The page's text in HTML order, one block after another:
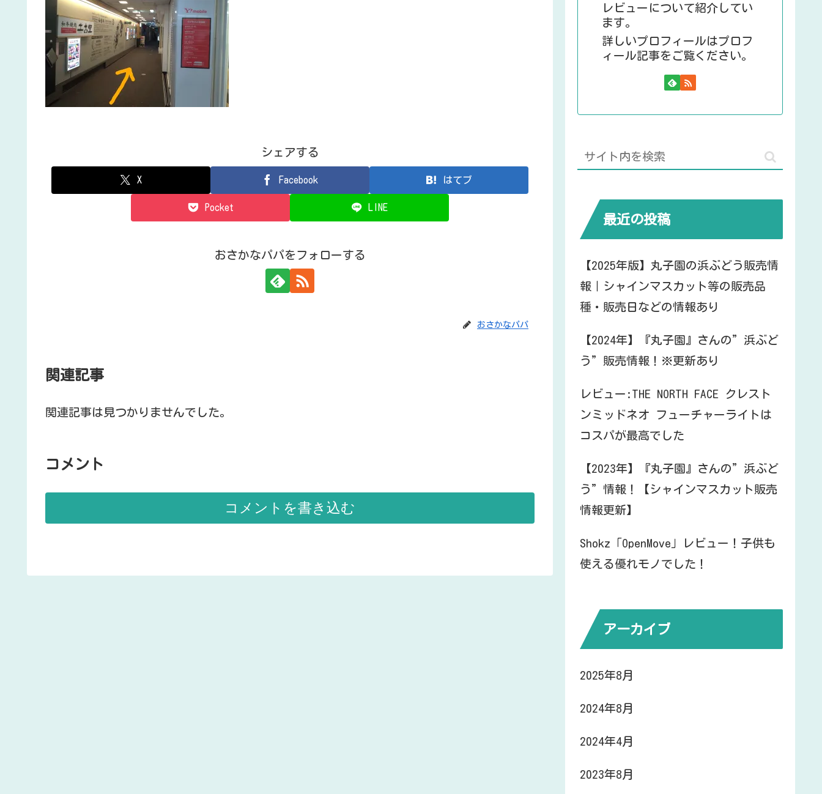
シェアする
X Facebook はてブ
Pocket LINE
おさかなパパをフォローする
おさかなパパ
関連記事
関連記事は見つかりませんでした。
コメント
コメントを書き込む
レビューについて紹介してい
ます。
詳しいプロフィールはプロフ
ィール記事をご覧ください。
最近の投稿
【2025年版】丸子園の浜ぶどう販売情
報｜シャインマスカット等の販売品
種・販売日などの情報あり
【2024年】『丸子園』さんの”浜ぶど
う”販売情報！※更新あり
レビュー:THE NORTH FACE クレスト
ンミッドネオ フューチャーライトは
コスパが最高でした
【2023年】『丸子園』さんの”浜ぶど
う”情報！【シャインマスカット販売
情報更新】
Shokz「OpenMove」レビュー！子供も
使える優れモノでした！
アーカイブ
2025年8月
2024年8月
2024年4月
2023年8月